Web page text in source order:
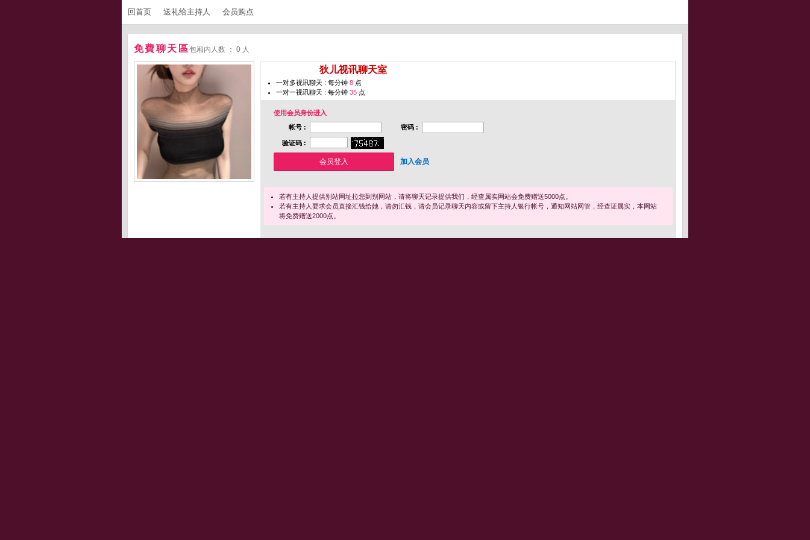
回首页 送礼给主持人 会员购点
免費聊天區包厢内人数 ： 0 人
狄儿视讯聊天室
一对多视讯聊天 : 每分钟 8 点
一对一视讯聊天 : 每分钟 35 点
使用会员身份进入
帐号 :
密码 :
验证码 :
加入会员
若有主持人提供别站网址拉您到别网站，请将聊天记录提供我们，经查属实网站会免费赠送5000点。
若有主持人要求会员直接汇钱给她，请勿汇钱，请会员记录聊天内容或留下主持人银行帐号，通知网站网管，经查证属实，本网站
将免费赠送2000点。